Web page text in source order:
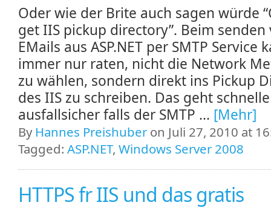
Oder wie der Brite auch sagen würde
get IIS pickup directory”. Beim senden
EMails aus ASP.NET per SMTP Service
immer nur raten, nicht die Network
zu wählen, sondern direkt ins Pickup
des IIS zu schreiben. Das geht
ausfallsicher falls der SMTP ... [Mehr]
By Hannes Preishuber on Juli 27, 2010 at
Tagged: ASP.NET, Windows Server 2008
HTTPS fr IIS und das gratis